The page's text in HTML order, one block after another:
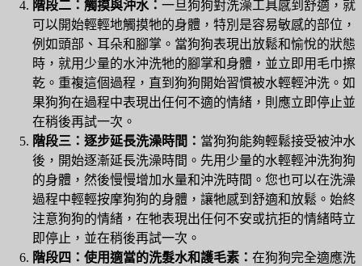
階段二：觸摸與沖水： 一旦狗狗對洗澡工具感到舒適，就
可以開始輕輕地觸摸牠的身體，特別是容易敏感的部位，
例如頭部、耳朵和腳掌。當狗狗表現出放鬆和愉悅的狀態
時，就用少量的水沖洗牠的腳掌和身體，並立即用毛巾擦
乾。重複這個過程，直到狗狗開始習慣被水輕輕沖洗。如
果狗狗在過程中表現出任何不適的情緒，則應立即停止並
在稍後再試一次。
階段三：逐步延長洗澡時間： 當狗狗能夠輕鬆接受被沖水
後，開始逐漸延長洗澡時間。先用少量的水輕輕沖洗狗狗
的身體，然後慢慢增加水量和沖洗時間。您也可以在洗澡
過程中輕輕按摩狗狗的身體，讓牠感到舒適和放鬆。始終
注意狗狗的情緒，在牠表現出任何不安或抗拒的情緒時立
即停止，並在稍後再試一次。
階段四：使用適當的洗髮水和護毛素： 在狗狗完全適應洗